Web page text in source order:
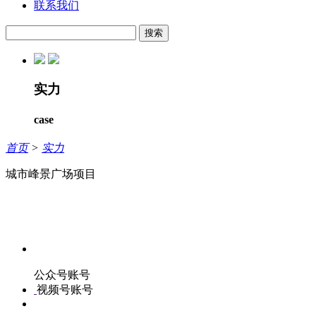
联系我们
搜索
实力
case
首页> 实力
城市峰景广场项目
公众号账号
视频号账号